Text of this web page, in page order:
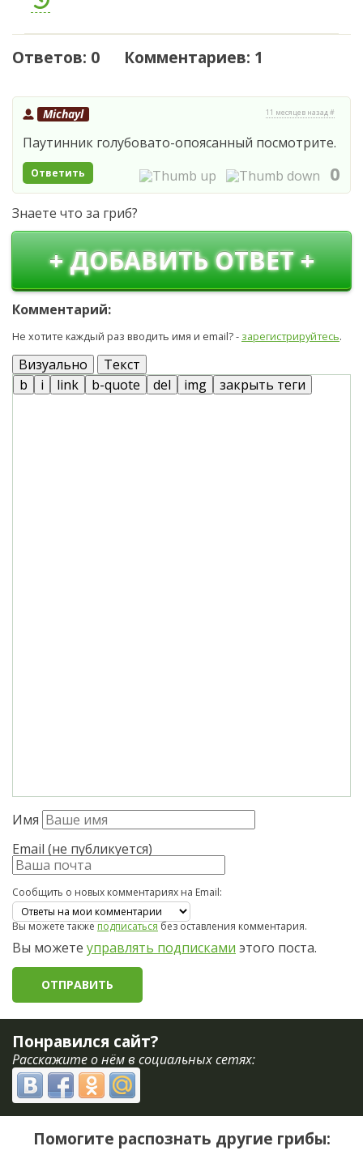
Ответов: 0 Комментариев: 1
Michayl 11 месяцев назад #
Паутинник голубовато-опоясанный посмотрите.
Ответить 0
Знаете что за гриб?
+ ДОБАВИТЬ ОТВЕТ +
Комментарий:
Не хотите каждый раз вводить имя и email? - зарегистрируйтесь.
Визуально Текст
Имя
Email (не публикуется)
Сообщить о новых комментариях на Email:
Вы можете такжеподписатьсябез оставления комментария.
Вы можете управлять подписками этого поста.
Понравился сайт?
Расскажите о нём в социальных сетях:
Помогите распознать другие грибы: